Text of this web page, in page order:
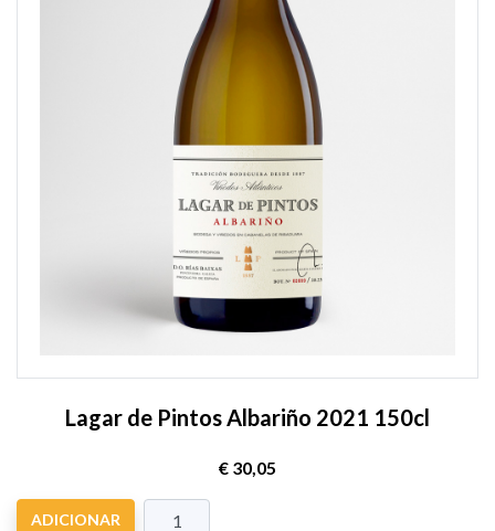
Lagar de Pintos Albariño 2021 150cl
€ 30,05
ADICIONAR